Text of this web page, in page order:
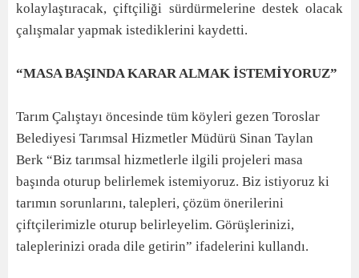
kolaylaştıracak, çiftçiliği sürdürmelerine destek olacak
çalışmalar yapmak istediklerini kaydetti.
“MASA BAŞINDA KARAR ALMAK İSTEMİYORUZ”
Tarım Çalıştayı öncesinde tüm köyleri gezen Toroslar
Belediyesi Tarımsal Hizmetler Müdürü Sinan Taylan
Berk “Biz tarımsal hizmetlerle ilgili projeleri masa
başında oturup belirlemek istemiyoruz. Biz istiyoruz ki
tarımın sorunlarını, talepleri, çözüm önerilerini
çiftçilerimizle oturup belirleyelim. Görüşlerinizi,
taleplerinizi orada dile getirin” ifadelerini kullandı.